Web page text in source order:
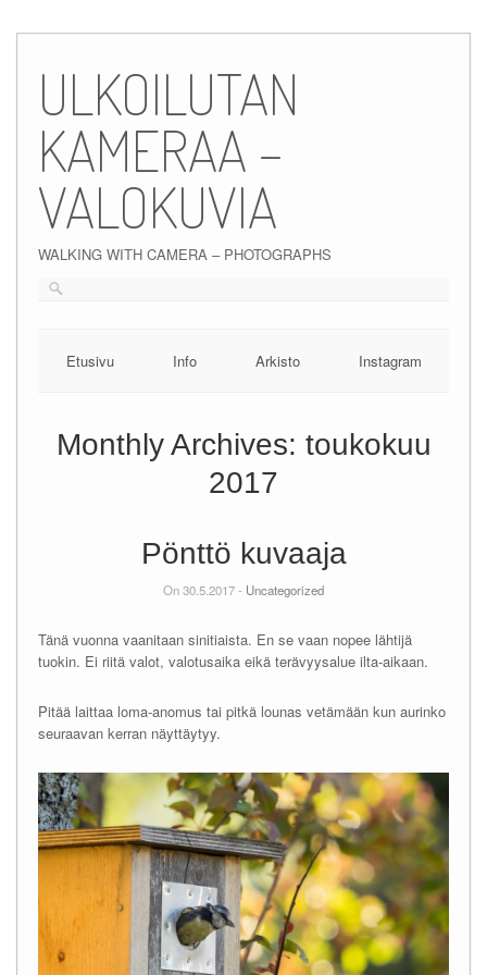
content
ULKOILUTAN
KAMERAA –
VALOKUVIA
WALKING WITH CAMERA – PHOTOGRAPHS
Etusivu Info Arkisto Instagram
Monthly Archives: toukokuu
2017
Pönttö kuvaaja
On 30.5.2017 - Uncategorized
Tänä vuonna vaanitaan sinitiaista. En se vaan nopee lähtijä
tuokin. Ei riitä valot, valotusaika eikä terävyysalue ilta-aikaan.
Pitää laittaa loma-anomus tai pitkä lounas vetämään kun aurinko
seuraavan kerran näyttäytyy.